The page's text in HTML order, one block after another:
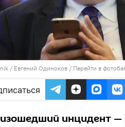
/ Евгений Одиноков / Перейти в
инцидент